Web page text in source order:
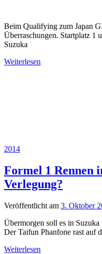
Beim Qualifying zum Japan
Überraschungen. Startplatz 1
Suzuka
Weiterlesen
2014
Formel 1 Rennen
Verlegung?
Veröffentlicht am 3. Oktober
Übermorgen soll es in
Der Taifun Phanfone rast auf
Weiterlesen